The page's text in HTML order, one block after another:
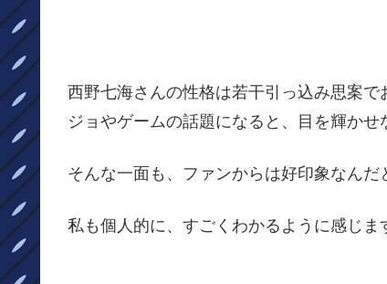
西野七海さんの性格は若干引っ込み思案
ジョやゲームの話題になると、目を輝かせ
そんな一面も、ファンからは好印象なんだ
私も個人的に、すごくわかるように感じま